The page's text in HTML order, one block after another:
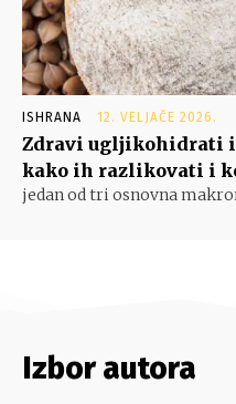
ISHRANA 12. VELJAČE 2026.
Zdravi ugljikohidrati
kako ih razlikovati i
jedan od tri osnovna
Izbor autora